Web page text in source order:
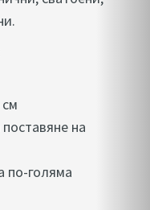
на
по-голяма